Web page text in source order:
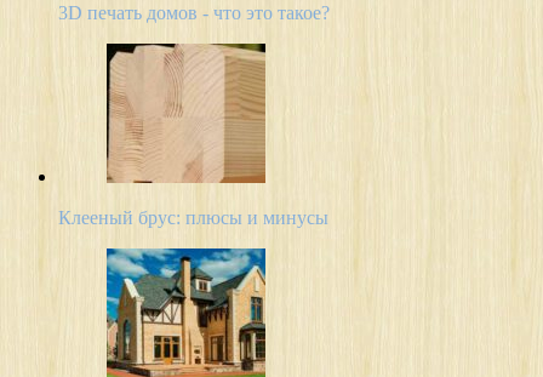
3D печать домов - что это такое?
Клееный брус: плюсы и минусы